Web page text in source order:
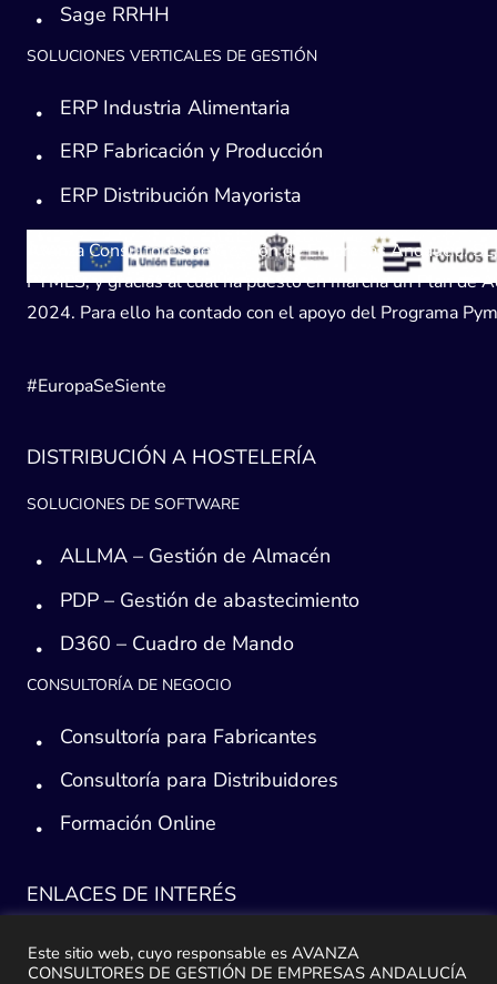
Sage RRHH
SOLUCIONES VERTICALES DE GESTIÓN
ERP Industria Alimentaria
ERP Fabricación y Producción
ERP Distribución Mayorista
Avanza Consultores de Gestión de Empresas Andaucía,
PYMES, y gracias al cual ha puesto en marcha un Plan
2024. Para ello ha contado con el apoyo del Programa
#EuropaSeSiente
DISTRIBUCIÓN A HOSTELERÍA
SOLUCIONES DE SOFTWARE
ALLMA – Gestión de Almacén
PDP – Gestión de abastecimiento
D360 – Cuadro de Mando
CONSULTORÍA DE NEGOCIO
Consultoría para Fabricantes
Consultoría para Distribuidores
Formación Online
ENLACES DE INTERÉS
Consultoría ERP Sage
Este sitio web, cuyo responsable es AVANZA
CONSULTORES DE GESTIÓN DE EMPRESAS ANDALUCÍA